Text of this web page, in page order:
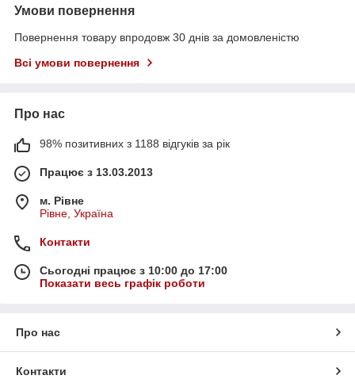
Умови повернення
Повернення товару впродовж 30 днів за домовленістю
Всі умови повернення
Про нас
98% позитивних з 1188 відгуків за рік
Працює з 13.03.2013
м. Рівне
Рівне, Україна
Контакти
Сьогодні працює з 10:00 до 17:00
Показати весь графік роботи
Про нас
Контакти